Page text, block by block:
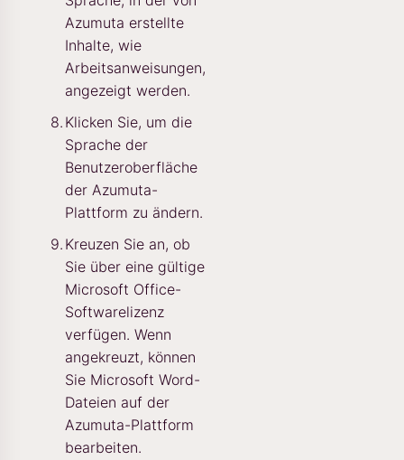
Azumuta erstellte
Inhalte, wie
Arbeitsanweisungen,
angezeigt werden.
Klicken Sie, um die
Sprache der
Benutzeroberfläche
der Azumuta-
Plattform zu ändern.
Kreuzen Sie an, ob
Sie über eine gültige
Microsoft Office-
Softwarelizenz
verfügen. Wenn
angekreuzt, können
Sie Microsoft Word-
Dateien auf der
Azumuta-Plattform
bearbeiten.